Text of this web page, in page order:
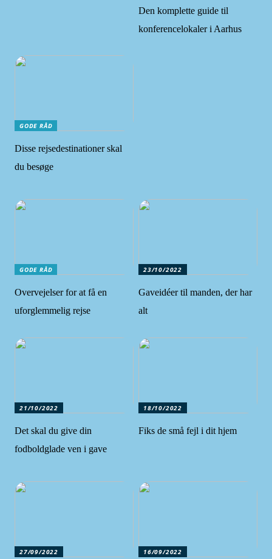
Den komplette guide til
konferencelokaler i Aarhus
GODE RÅD
Disse rejsedestinationer skal
du besøge
GODE RÅD
Overvejelser for at få en
uforglemmelig rejse
23/10/2022
Gaveidéer til manden, der har
alt
21/10/2022
Det skal du give din
fodboldglade ven i gave
18/10/2022
Fiks de små fejl i dit hjem
27/09/2022 16/09/2022